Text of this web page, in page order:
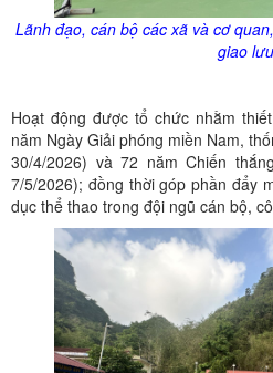
Lãnh đạo, cán bộ các xã và cơ
giao
Hoạt động được tổ chức nhằm
năm Ngày Giải phóng miền Nam,
30/4/2026) và 72 năm Chiến
7/5/2026); đồng thời góp phần đẩy
dục thể thao trong đội ngũ cán bộ,